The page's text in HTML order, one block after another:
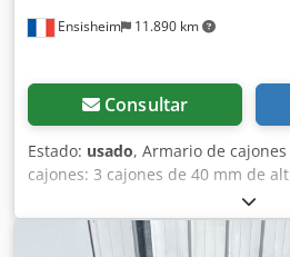
Ensisheim 11.890 km
Consultar
Estado: usado, Armario de cajones
cajones: 3 cajones de 40 mm de
de altura Dedpfx Aezmxttegdeck 1
altura 1 cajón de 90 mm de altura
Al): 910 x 720 x 1110 mm Peso: